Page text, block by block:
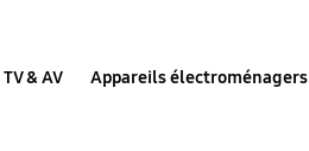
TV & AV Appareils électroménagers